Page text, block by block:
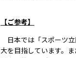
【ご参考】
日本では「スポーツ
大を目指しています。